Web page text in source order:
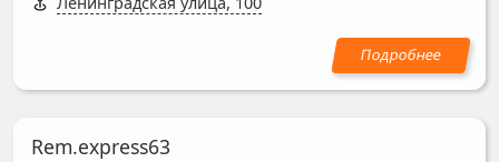
Rem.express63